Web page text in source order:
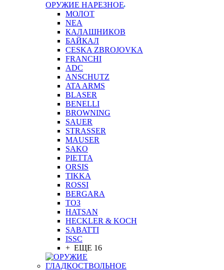
ОРУЖИЕ НАРЕЗНОЕ
МОЛОТ
NEA
КАЛАШНИКОВ
БАЙКАЛ
CESKA ZBROJOVKA
FRANCHI
ADC
ANSCHUTZ
ATA ARMS
BLASER
BENELLI
BROWNING
SAUER
STRASSER
MAUSER
SAKO
PIETTA
ORSIS
TIKKA
ROSSI
BERGARA
ТОЗ
HATSAN
HECKLER & KOCH
SABATTI
ISSC
+ ЕЩЕ 16